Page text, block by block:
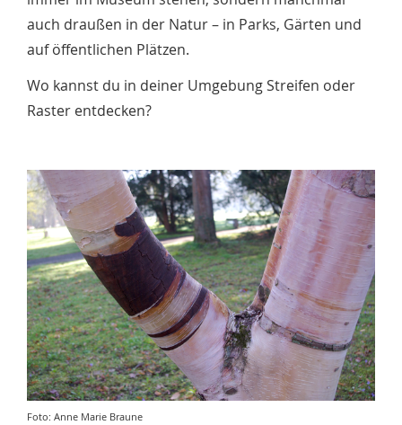
auch draußen in der Natur – in Parks, Gärten und
auf öffentlichen Plätzen.
Wo kannst du in deiner Umgebung Streifen oder
Raster entdecken?
Foto: Anne Marie Braune